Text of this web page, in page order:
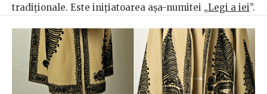
tradiționale. Este inițiatoarea așa-numitei „Legi a iei”.